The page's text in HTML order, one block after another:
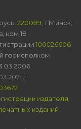
220089 , г.Минск,
ком 18
100026606
горисполком
г.
издателя,
изданий